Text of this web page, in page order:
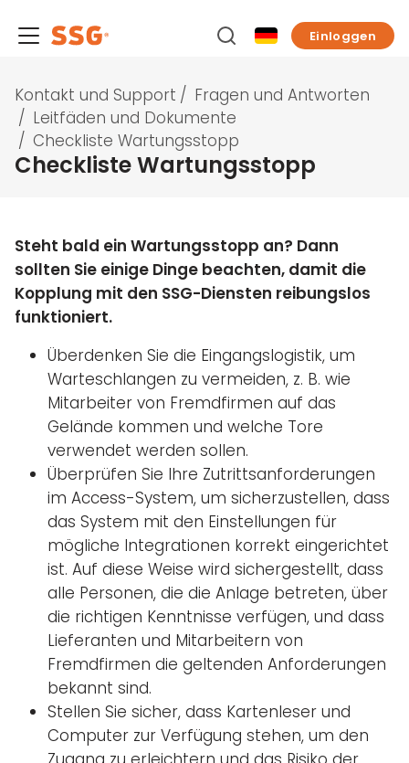
Einloggen
Kontakt und Support / Fragen und Antworten
/ Leitfäden und Dokumente
/ Checkliste Wartungsstopp
Checkliste Wartungsstopp
Steht bald ein Wartungsstopp an? Dann
sollten Sie einige Dinge beachten, damit die
Kopplung mit den SSG-Diensten reibungslos
funktioniert.
Überdenken Sie die Eingangslogistik, um
Warteschlangen zu vermeiden, z. B. wie
Mitarbeiter von Fremdfirmen auf das
Gelände kommen und welche Tore
verwendet werden sollen.
Überprüfen Sie Ihre Zutrittsanforderungen
im Access-System, um sicherzustellen, dass
das System mit den Einstellungen für
mögliche Integrationen korrekt eingerichtet
ist. Auf diese Weise wird sichergestellt, dass
alle Personen, die die Anlage betreten, über
die richtigen Kenntnisse verfügen, und dass
Lieferanten und Mitarbeitern von
Fremdfirmen die geltenden Anforderungen
bekannt sind.
Stellen Sie sicher, dass Kartenleser und
Computer zur Verfügung stehen, um den